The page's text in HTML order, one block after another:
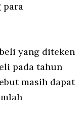
para
yang diteken
pada tahun
masih dapat